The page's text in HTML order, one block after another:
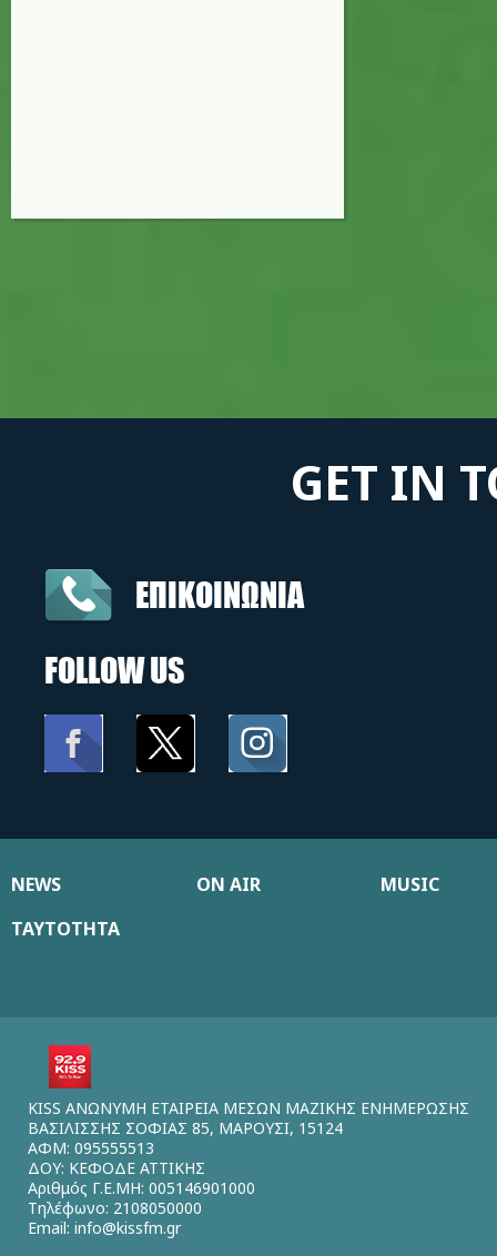
GET IN
ΕΠΙΚΟΙΝΩΝΙΑ
FOLLOW US
NEWS ON AIR
MUSIC
ΤΑΥΤΟΤΗΤΑ
KISS ΑΝΩΝΥΜΗ ΕΤΑΙΡΕΙΑ ΜΕΣΩΝ ΜΑΖΙΚΗΣ ΕΝΗΜΕΡΩΣΗΣ
ΒΑΣΙΛΙΣΣΗΣ ΣΟΦΙΑΣ 85, ΜΑΡΟΥΣΙ, 15124
ΑΦΜ: 095555513
ΔΟΥ: ΚΕΦΟΔΕ ΑΤΤΙΚΗΣ
Αριθμός Γ.Ε.ΜΗ: 005146901000
Τηλέφωνο: 2108050000
Email: info@kissfm.gr